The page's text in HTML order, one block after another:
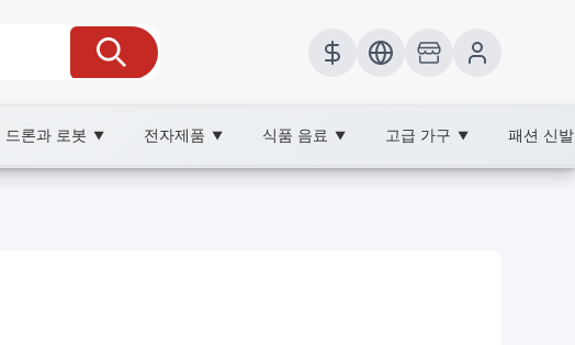
드론과 로봇 ▼ 전자제품 ▼ 식품 음료 ▼ 고급 가구 ▼ 패션 신